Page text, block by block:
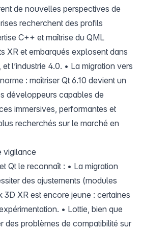
de nouvelles perspectives de
recherchent des profils
C++ et maîtrise du QML
XR et embarqués explosent dans
l’industrie 4.0. • La migration vers
: maîtriser Qt 6.10 devient un
développeurs capables de
immersives, performantes et
recherchés sur le marché en
vigilance
Qt le reconnaît : • La migration
des ajustements (modules
3D XR est encore jeune : certaines
• Lottie, bien que
des problèmes de compatibilité sur